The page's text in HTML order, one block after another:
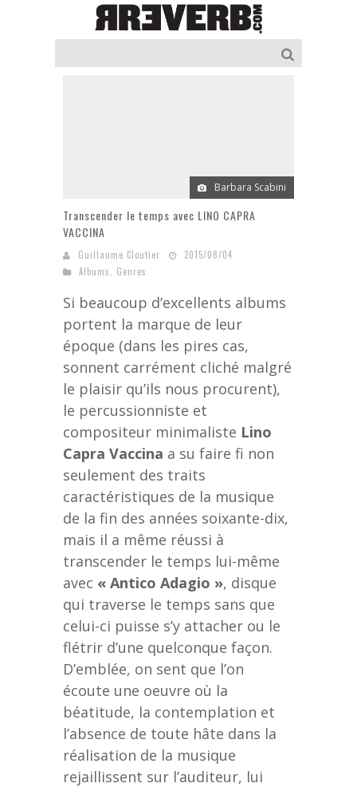
Barbara Scabini
Transcender le temps avec LINO CAPRA
VACCINA
Guillaume Cloutier
2015/08/04
Albums
Genres
Si beaucoup d’excellents albums
portent la marque de leur
époque (dans les pires cas,
sonnent carrément cliché malgré
le plaisir qu’ils nous procurent),
le percussionniste et
compositeur minimaliste Lino
Capra Vaccina a su faire fi non
seulement des traits
caractéristiques de la musique
de la fin des années soixante-dix,
mais il a même réussi à
transcender le temps lui-même
avec « Antico Adagio », disque
qui traverse le temps sans que
celui-ci puisse s’y attacher ou le
flétrir d’une quelconque façon.
D’emblée, on sent que l’on
écoute une oeuvre où la
béatitude, la contemplation et
l’absence de toute hâte dans la
réalisation de la musique
rejaillissent sur l’auditeur, lui